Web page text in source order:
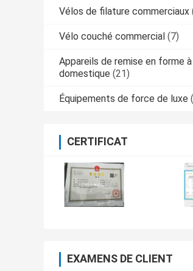
Vélos de filature commerciaux
Vélo couché commercial (7)
Appareils de remise en forme
domestique (21)
Équipements de force de luxe
CERTIFICAT
EXAMENS DE CLIENT